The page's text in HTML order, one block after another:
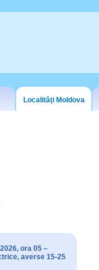
Localități Moldova
ora 05 –
averse 15-25